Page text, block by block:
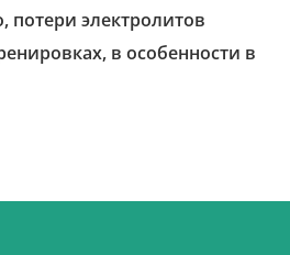
потери электролитов
в особенности в